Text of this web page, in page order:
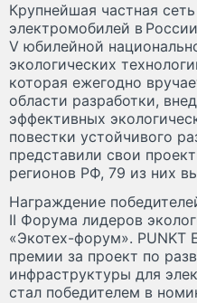
Крупнейшая частная
электромобилей в
V юбилейной
экологических
которая ежегодно
области разработки,
эффективных
повестки устойчивого
представили свои
регионов РФ, 79 из них
Награждение
II Форума лидеров
«Экотех-форум». PUNKT
премии за проект по
инфраструктуры для
стал победителем в